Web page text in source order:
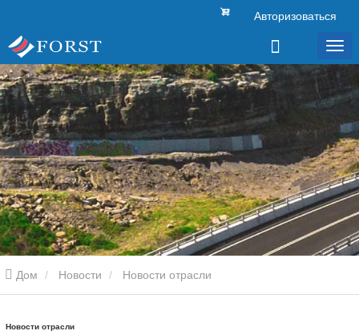
Авторизоваться
Дом Новости Новости отрасли
Новости отрасли